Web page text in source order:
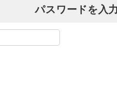
パスワードを入